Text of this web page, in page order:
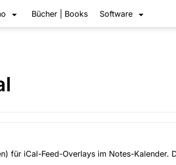
Bücher | Books Software
für iCal-Feed-Overlays im Notes-Kalender.